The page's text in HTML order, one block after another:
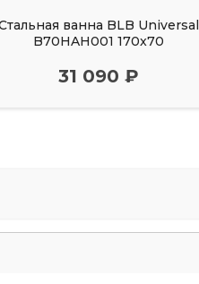
ванна BLB Universal
B70HAH001 170x70
31 090 ₽